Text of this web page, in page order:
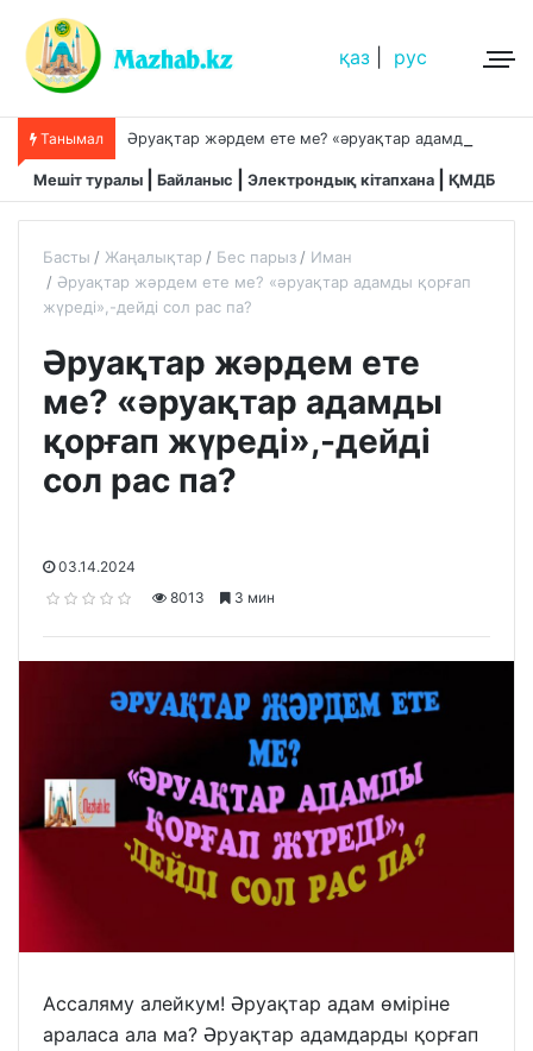
қаз рус
Танымал
Мешіт туралы Байланыс Электрондық кітапхана ҚМДБ
Басты Жаңалықтар Бес парыз
Иман
Әруақтар жәрдем ете ме? «әруақтар адамды қорғап
жүреді»,-дейді сол рас па?
Әруақтар жәрдем ете
ме? «әруақтар адамды
қорғап жүреді»,-дейді
сол рас па?
03.14.2024
8013
3 мин
Ассаляму алейкум! Әруақтар адам өміріне
араласа ала ма? Әруақтар адамдарды қорғап